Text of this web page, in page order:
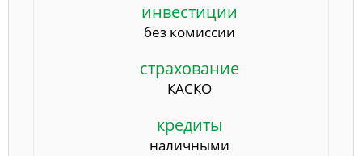
инвестиции
без комиссии
страхование
КАСКО
кредиты
наличными